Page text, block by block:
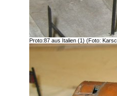
Proto:87 aus Italien (1) (Foto: